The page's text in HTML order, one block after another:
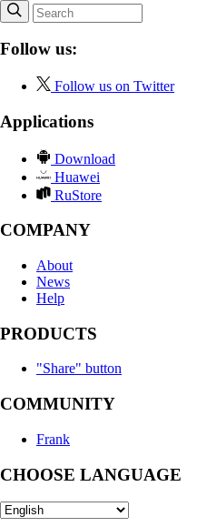
Follow us:
Follow us on Twitter
Applications
Download
Huawei
RuStore
COMPANY
About
News
Help
PRODUCTS
"Share" button
COMMUNITY
Frank
CHOOSE LANGUAGE